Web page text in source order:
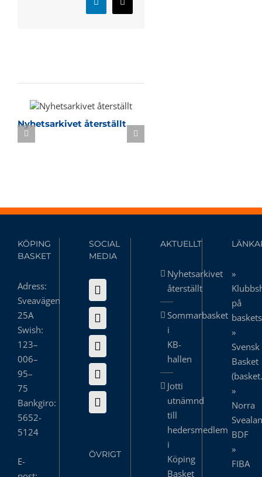
LinkedInE-
post
Nyhetsarkivet återställt
KÖPING
BASKET
Adress:
Sveavägen
25A
Swish:
123–
006–
95–
75
Bankgiro:
5652-
5124
E-
SOCIAL
MEDIA
ÖVRIGT
AKTUELLT
Nyhetsarkivet
återställt
Sommarbasket
i
KB-
hallen
Jotti
utnämnd
till
hedersmedlem
i
Köping
Basket
»
på
»
Svensk
Basket
»
Norra
BDF
»
FIBA